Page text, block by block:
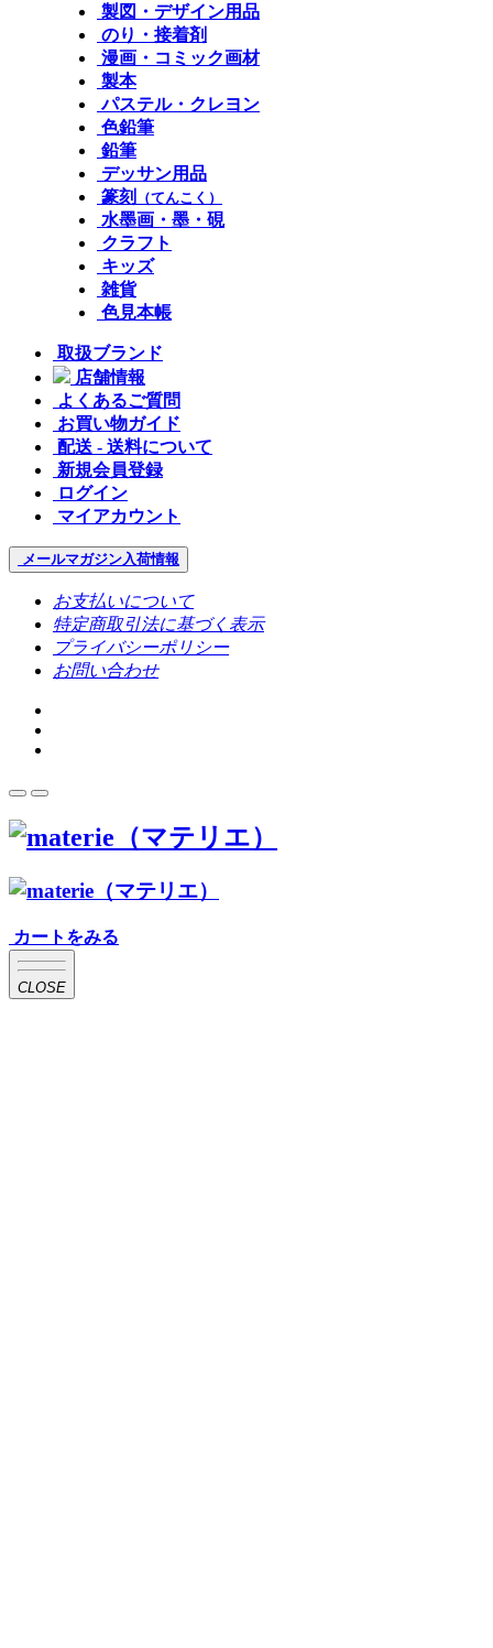
製図・デザイン用品
のり・接着剤
漫画・コミック画材
製本
パステル・クレヨン
色鉛筆
鉛筆
デッサン用品
篆刻
（てんこく）
水墨画・墨・硯
クラフト
キッズ
雑貨
色見本帳
取扱ブランド
店舗情報
よくあるご質問
お買い物ガイド
配送 - 送料について
新規会員登録
ログイン
マイアカウント
メールマガジン入荷情報
お支払いについて
特定商取引法に基づく表示
プライバシーポリシー
お問い合わせ
カートをみる
CLOSE